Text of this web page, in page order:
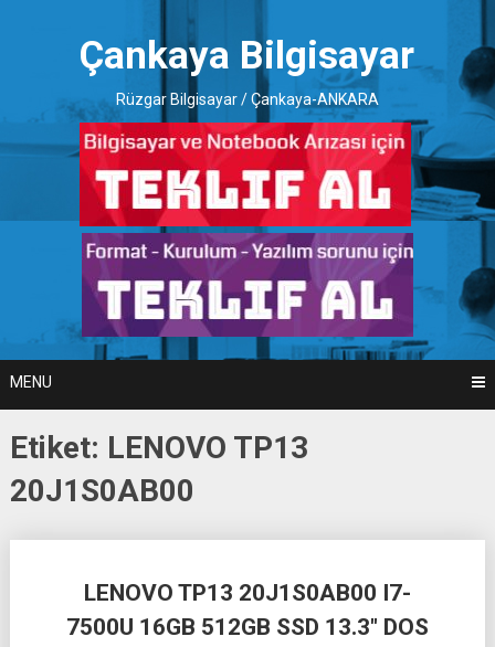
Çankaya Bilgisayar
Rüzgar Bilgisayar / Çankaya-ANKARA
MENU
Etiket: LENOVO TP13
20J1S0AB00
LENOVO TP13 20J1S0AB00 I7-
7500U 16GB 512GB SSD 13.3″ DOS
navigation